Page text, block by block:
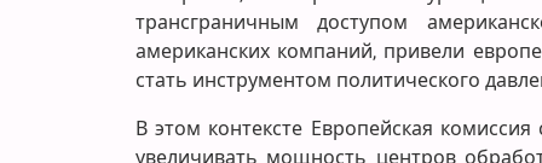
трансграничным доступом
американских компаний, привели
стать инструментом политического
В этом контексте Европейская
увеличивать мощность центров